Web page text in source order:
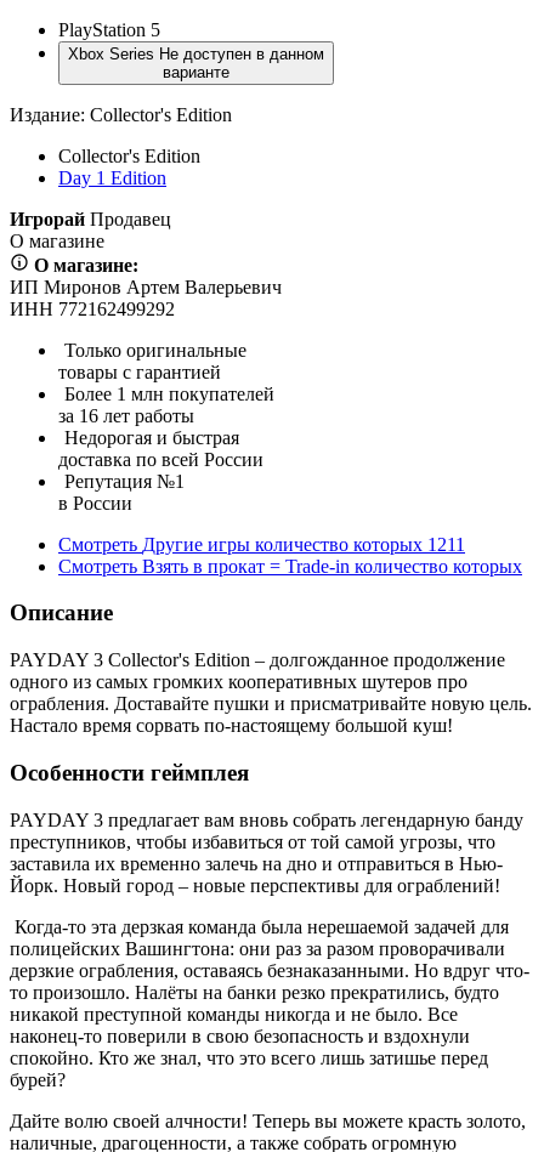
PlayStation 5
Xbox Series Не доступен в данном
варианте
Издание: Collector's Edition
Collector's Edition
Day 1 Edition
Игрорай Продавец
О магазине
О магазине:
ИП Миронов Артем Валерьевич
ИНН 772162499292
Только оригинальные
товары с гарантией
Более 1 млн покупателей
за 16 лет работы
Недорогая и быстрая
доставка по всей России
Репутация №1
в России
Смотреть Другие игры количество которых 1211
Смотреть Взять в прокат = Trade-in количество которых
Описание
PAYDAY 3 Collector's Edition – долгожданное продолжение
одного из самых громких кооперативных шутеров про
ограбления. Доставайте пушки и присматривайте новую цель.
Настало время сорвать по-настоящему большой куш!
Особенности геймплея
PAYDAY 3 предлагает вам вновь собрать легендарную банду
преступников, чтобы избавиться от той самой угрозы, что
заставила их временно залечь на дно и отправиться в Нью-
Йорк. Новый город – новые перспективы для ограблений!
Когда-то эта дерзкая команда была нерешаемой задачей для
полицейских Вашингтона: они раз за разом проворачивали
дерзкие ограбления, оставаясь безнаказанными. Но вдруг что-
то произошло. Налёты на банки резко прекратились, будто
никакой преступной команды никогда и не было. Все
наконец-то поверили в свою безопасность и вздохнули
спокойно. Кто же знал, что это всего лишь затишье перед
бурей?
Дайте волю своей алчности! Теперь вы можете красть золото,
наличные, драгоценности, а также собрать огромную